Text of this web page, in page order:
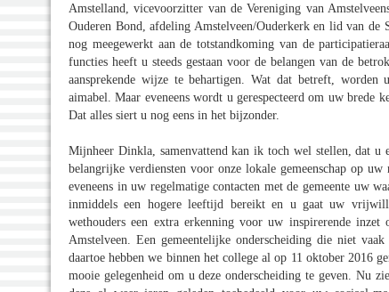
Amstelland, vicevoorzitter van de Vereniging van
Ouderen Bond, afdeling Amstelveen/Ouderkerk en lid van
nog meegewerkt aan de totstandkoming van de
functies heeft u steeds gestaan voor de belangen van de
aansprekende wijze te behartigen. Wat dat betreft, worden
aimabel. Maar eveneens wordt u gerespecteerd om uw
Dat alles siert u nog eens in het bijzonder.
Mijnheer Dinkla, samenvattend kan ik toch wel stellen, dat
belangrijke verdiensten voor onze lokale gemeenschap op
eveneens in uw regelmatige contacten met de gemeente uw
inmiddels een hogere leeftijd bereikt en u gaat uw
wethouders een extra erkenning voor uw inspirerende
Amstelveen. Een gemeentelijke onderscheiding die niet
daartoe hebben we binnen het college al op 11 oktober 2016
mooie gelegenheid om u deze onderscheiding te geven.